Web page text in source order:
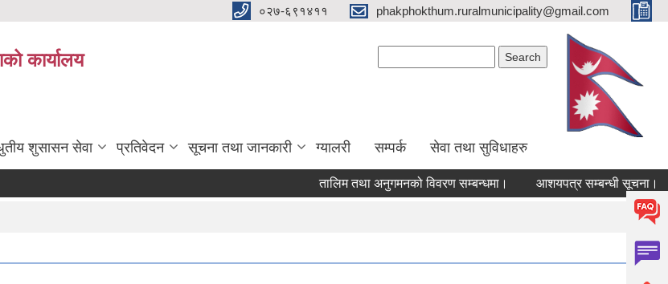
०२७-६९१४११ phakphokthum.ruralmunicipality@gmail.com
कार्यालय
शुसासन सेवा प्रतिवेदन सूचना तथा जानकारी ग्यालरी सम्पर्क सेवा तथा सुविधाहरु
तालिम तथा अनुगमनको विवरण सम्बन्धमा। आशयपत्र सम्बन्धी सूचना।